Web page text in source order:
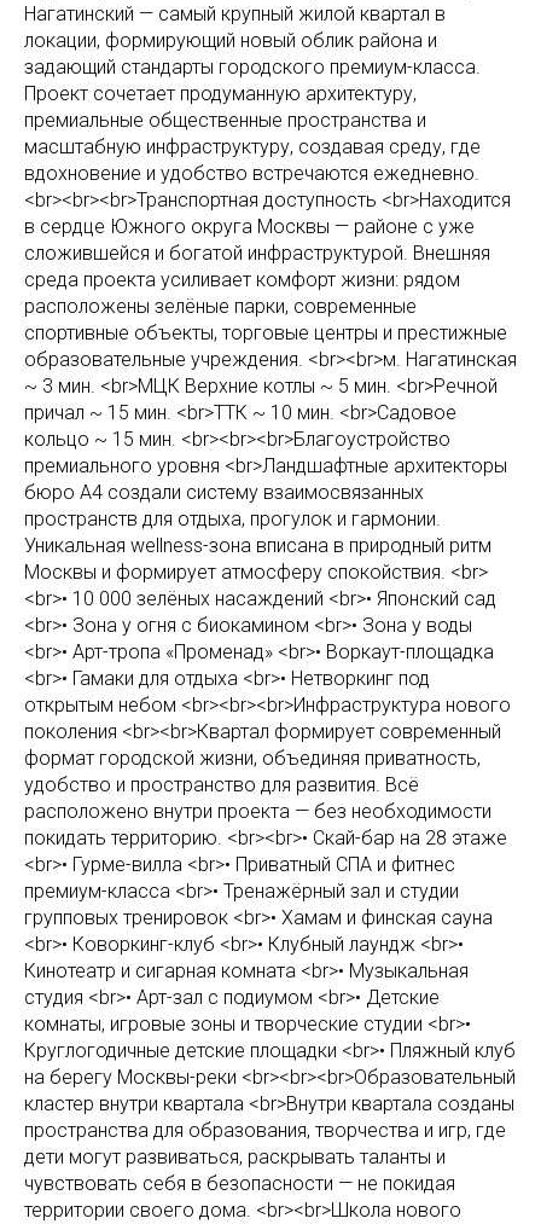
Нагатинский — самый крупный жилой квартал в
локации, формирующий новый облик района и
задающий стандарты городского премиум-класса.
Проект сочетает продуманную архитектуру,
премиальные общественные пространства и
масштабную инфраструктуру, создавая среду, где
вдохновение и удобство встречаются ежедневно.
<br><br><br>Транспортная доступность <br>Находится
в сердце Южного округа Москвы — районе с уже
сложившейся и богатой инфраструктурой. Внешняя
среда проекта усиливает комфорт жизни: рядом
расположены зелёные парки, современные
спортивные объекты, торговые центры и престижные
образовательные учреждения. <br><br>м. Нагатинская
~ 3 мин. <br>МЦК Верхние котлы ~ 5 мин. <br>Речной
причал ~ 15 мин. <br>ТТК ~ 10 мин. <br>Садовое
кольцо ~ 15 мин. <br><br><br>Благоустройство
премиального уровня <br>Ландшафтные архитекторы
бюро А4 создали систему взаимосвязанных
пространств для отдыха, прогулок и гармонии.
Уникальная wellness-зона вписана в природный ритм
Москвы и формирует атмосферу спокойствия. <br>
<br>• 10 000 зелёных насаждений <br>• Японский сад
<br>• Зона у огня с биокамином <br>• Зона у воды
<br>• Арт-тропа «Променад» <br>• Воркаут-площадка
<br>• Гамаки для отдыха <br>• Нетворкинг под
открытым небом <br><br><br>Инфраструктура нового
поколения <br><br>Квартал формирует современный
формат городской жизни, объединяя приватность,
удобство и пространство для развития. Всё
расположено внутри проекта — без необходимости
покидать территорию. <br><br>• Скай-бар на 28 этаже
<br>• Гурме-вилла <br>• Приватный СПА и фитнес
премиум-класса <br>• Тренажёрный зал и студии
групповых тренировок <br>• Хамам и финская сауна
<br>• Коворкинг-клуб <br>• Клубный лаундж <br>•
Кинотеатр и сигарная комната <br>• Музыкальная
студия <br>• Арт-зал с подиумом <br>• Детские
комнаты, игровые зоны и творческие студии <br>•
Круглогодичные детские площадки <br>• Пляжный клуб
на берегу Москвы-реки <br><br><br>Образовательный
кластер внутри квартала <br>Внутри квартала созданы
пространства для образования, творчества и игр, где
дети могут развиваться, раскрывать таланты и
чувствовать себя в безопасности — не покидая
территории своего дома. <br><br>Школа нового